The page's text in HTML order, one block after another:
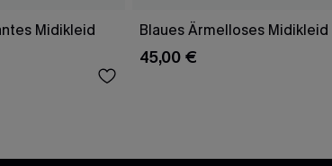
Midikleid
Blaues Ärmelloses Midikleid
45,00 €